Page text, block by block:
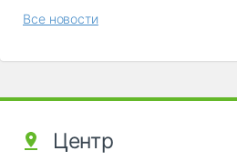
Все новости
Центр